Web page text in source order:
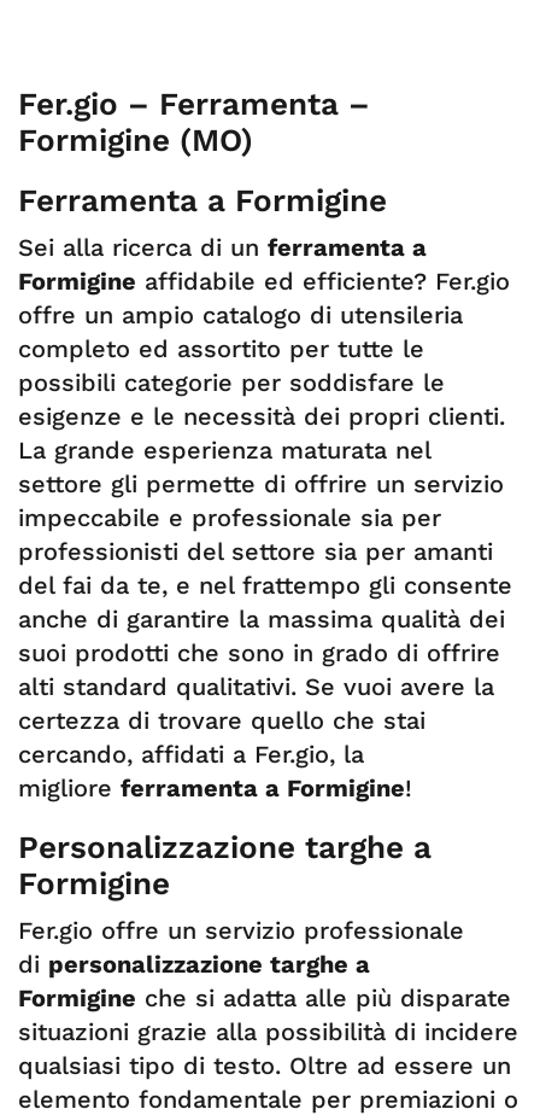
Fer.gio – Ferramenta –
Formigine (MO)
Ferramenta a Formigine
Sei alla ricerca di un ferramenta a
Formigine affidabile ed efficiente? Fer.gio
offre un ampio catalogo di utensileria
completo ed assortito per tutte le
possibili categorie per soddisfare le
esigenze e le necessità dei propri clienti.
La grande esperienza maturata nel
settore gli permette di offrire un servizio
impeccabile e professionale sia per
professionisti del settore sia per amanti
del fai da te, e nel frattempo gli consente
anche di garantire la massima qualità dei
suoi prodotti che sono in grado di offrire
alti standard qualitativi. Se vuoi avere la
certezza di trovare quello che stai
cercando, affidati a Fer.gio, la
migliore ferramenta a Formigine!
Personalizzazione targhe a
Formigine
Fer.gio offre un servizio professionale
di personalizzazione targhe a
Formigine che si adatta alle più disparate
situazioni grazie alla possibilità di incidere
qualsiasi tipo di testo. Oltre ad essere un
elemento fondamentale per premiazioni o